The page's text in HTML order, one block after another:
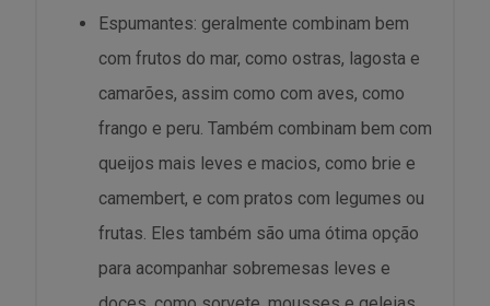
Espumantes: geralmente combinam bem
com frutos do mar, como ostras, lagosta e
camarões, assim como com aves, como
frango e peru. Também combinam bem com
queijos mais leves e macios, como brie e
camembert, e com pratos com legumes ou
frutas. Eles também são uma ótima opção
para acompanhar sobremesas leves e